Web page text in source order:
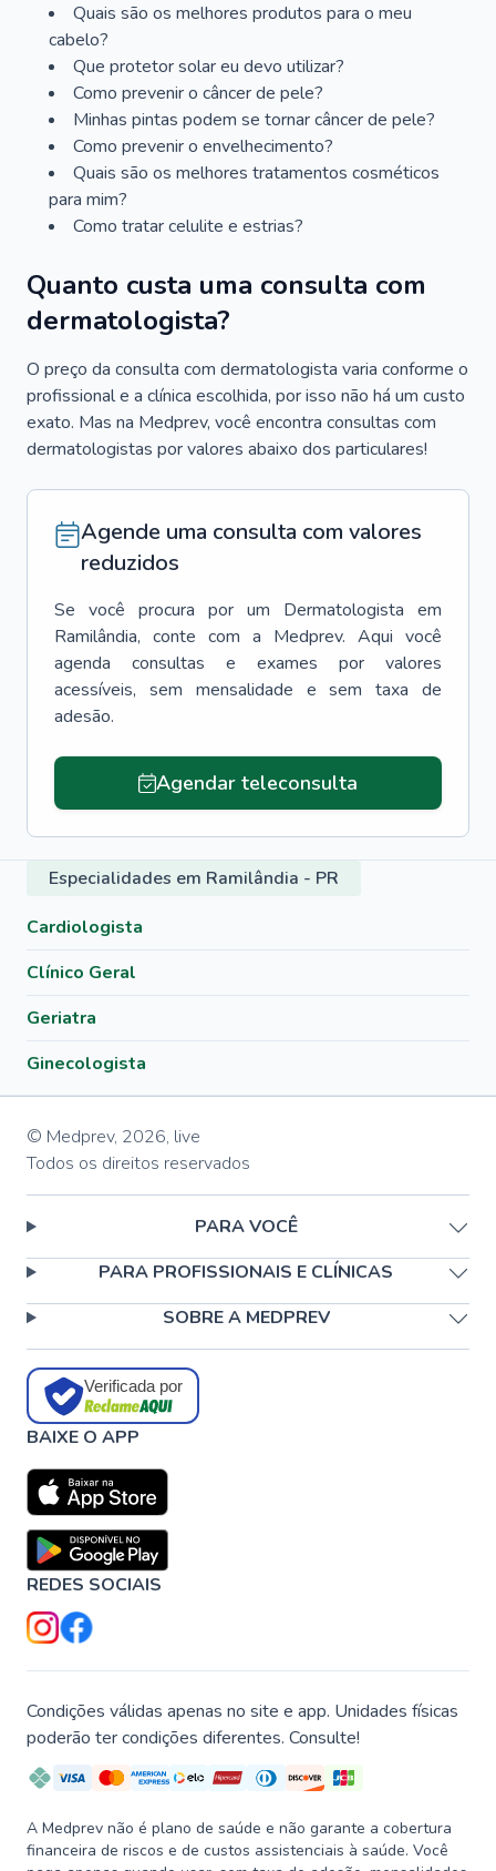
Quais são os melhores produtos para o meu
cabelo?
Que protetor solar eu devo utilizar?
Como prevenir o câncer de pele?
Minhas pintas podem se tornar câncer de pele?
Como prevenir o envelhecimento?
Quais são os melhores tratamentos cosméticos
para mim?
Como tratar celulite e estrias?
Quanto custa uma consulta com
dermatologista?
O preço da consulta com dermatologista varia conforme o
profissional e a clínica escolhida, por isso não há um custo
exato. Mas na Medprev, você encontra consultas com
dermatologistas por valores abaixo dos particulares!
Agende uma consulta com valores
reduzidos
Se você procura por um Dermatologista em
Ramilândia, conte com a Medprev. Aqui você
agenda consultas e exames por valores
acessíveis, sem mensalidade e sem taxa de
adesão.
Agendar teleconsulta
Especialidades em Ramilândia - PR
Cardiologista
Clínico Geral
Geriatra
Ginecologista
© Medprev, 2026, live
Todos os direitos reservados
PARA VOCÊ
PARA PROFISSIONAIS E CLÍNICAS
SOBRE A MEDPREV
Verificada por
BAIXE O APP
REDES SOCIAIS
Condições válidas apenas no site e app. Unidades físicas
poderão ter condições diferentes. Consulte!
A Medprev não é plano de saúde e não garante a cobertura
financeira de riscos e de custos assistenciais à saúde. Você